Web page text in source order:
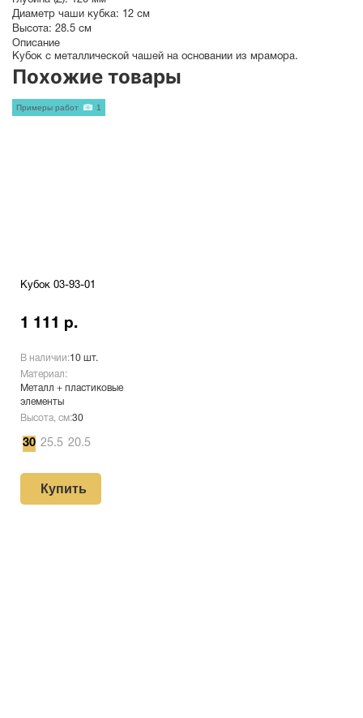
Диаметр чаши кубка: 12 см
Высота: 28.5 см
Описание
Кубок с металлической чашей на основании из мрамора.
Похожие товары
Кубок 03-93-01
1 111 р.
В наличии:10 шт.
Материал:
Металл + пластиковые
элементы
Высота, см:30
30 25.5 20.5
Купить
Примеры работ 1